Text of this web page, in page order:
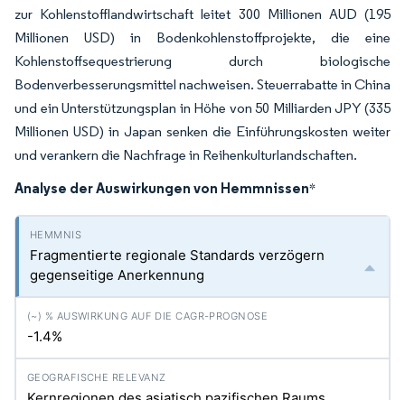
zur Kohlenstofflandwirtschaft leitet 300 Millionen AUD (195
Millionen USD) in Bodenkohlenstoffprojekte, die eine
Kohlenstoffsequestrierung durch biologische
Bodenverbesserungsmittel nachweisen. Steuerrabatte in China
und ein Unterstützungsplan in Höhe von 50 Milliarden JPY (335
Millionen USD) in Japan senken die Einführungskosten weiter
und verankern die Nachfrage in Reihenkulturlandschaften.
Analyse der Auswirkungen von Hemmnissen*
Fragmentierte regionale Standards verzögern
gegenseitige Anerkennung
-1.4%